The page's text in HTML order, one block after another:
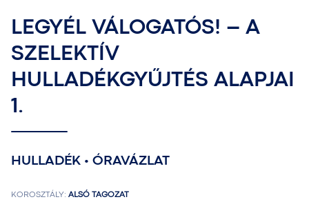
LEGYÉL VÁLOGATÓS! – A
SZELEKTÍV
HULLADÉKGYŰJTÉS ALAPJAI
1.
HULLADÉK • ÓRAVÁZLAT
KOROSZTÁLY: ALSÓ TAGOZAT